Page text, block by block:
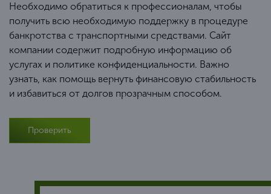
Необходимо обратиться к профессионалам, чтобы
получить всю необходимую поддержку в процедуре
банкротства с транспортными средствами. Сайт
компании содержит подробную информацию об
услугах и политике конфиденциальности. Важно
узнать, как помощь вернуть финансовую стабильность
и избавиться от долгов прозрачным способом.
Проверить